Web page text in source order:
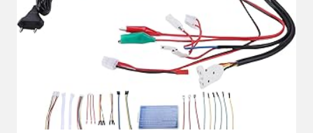
FREQUENZ
UND
SUMMERWAR…